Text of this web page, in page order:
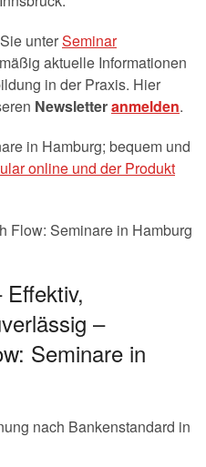
unterSeminar
aktuelle Informationen
in der Praxis. Hier
Newsletteranmelden.
in Hamburg; bequem und
online und der Produkt
Flow: Seminare in Hamburg
–
Seminare in
nach Bankenstandard in